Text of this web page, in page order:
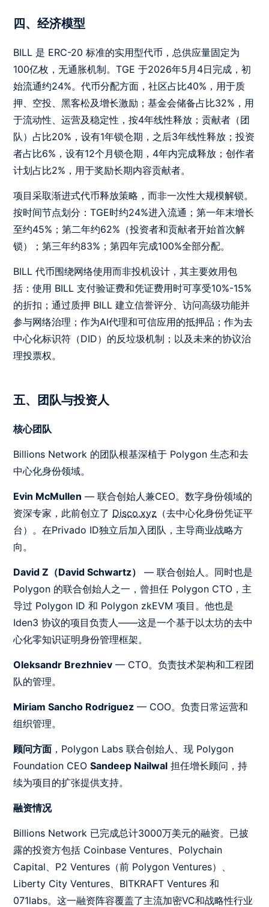
四、经济模型
BILL 是 ERC-20 标准的实用型代币，总供应量固定为
100亿枚，无通胀机制。TGE 于2026年5月4日完成，初
始流通约24%。代币分配方面，社区占比40%，用于质
押、空投、黑客松及增长激励；基金会储备占比32%，用
于流动性、运营及稳定性，按4年线性释放；贡献者（团
队）占比20%，设有1年锁仓期，之后3年线性释放；投资
者占比6%，设有12个月锁仓期，4年内完成释放；创作者
计划占比2%，用于奖励长期内容贡献者。
项目采取渐进式代币释放策略，而非一次性大规模解锁。
按时间节点划分：TGE时约24%进入流通；第一年末增长
至约45%；第二年约62%（投资者和贡献者开始首次解
锁）；第三年约83%；第四年完成100%全部分配。
BILL 代币围绕网络使用而非投机设计，其主要效用包
括：使用 BILL 支付验证费和凭证费用时可享受10%-15%
的折扣；通过质押 BILL 建立信誉评分、访问高级功能并
参与网络治理；作为AI代理和可信应用的抵押品；作为去
中心化标识符（DID）的反垃圾机制；以及未来的协议治
理投票权。
五、团队与投资人
核心团队
Billions Network 的团队根基深植于 Polygon 生态和去
中心化身份领域。
Evin McMullen — 联合创始人兼CEO。数字身份领域的
资深专家，此前创立了 Disco.xyz （去中心化身份凭证平
台）。在Privado ID独立后加入团队，主导商业战略方
向。
David Z（David Schwartz）
— 联合创始人。同时也是
Polygon 的联合创始人之一，曾担任 Polygon CTO，主
导过 Polygon ID 和 Polygon zkEVM 项目。他也是
Iden3 协议的项目负责人——这是一个基于以太坊的去中
心化零知识证明身份管理框架。
Oleksandr Brezhniev — CTO。负责技术架构和工程团
队的管理。
Miriam Sancho Rodriguez — COO。负责日常运营和
组织管理。
顾问方面 ，Polygon Labs 联合创始人、现 Polygon
Foundation CEOSandeep Nailwal 担任增长顾问，持
续为项目的扩张提供支持。
融资情况
Billions Network 已完成总计3000万美元的融资。已披
露的投资方包括 Coinbase Ventures、Polychain
Capital、P2 Ventures（前 Polygon Ventures）、
Liberty City Ventures、BITKRAFT Ventures 和
071labs。这一融资阵容覆盖了主流加密VC和战略性行业